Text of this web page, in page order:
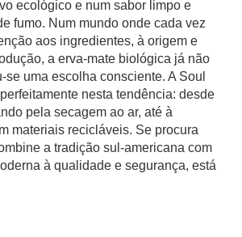
ecológico e num sabor limpo e
fumo. Num mundo onde cada vez
aos ingredientes, à origem e
a erva-mate biológica já não
se uma escolha consciente. A Soul
nesta tendência: desde
pela secagem ao ar, até à
materiais recicláveis. Se procura
a tradição sul-americana com
à qualidade e segurança, está